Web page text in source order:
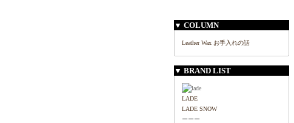
▼ COLUMN
Leather Wax お手入れの話
▼ BRAND LIST
LADE
LADE SNOW
ーーー